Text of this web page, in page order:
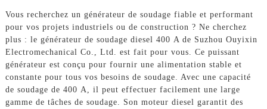
Vous recherchez un générateur de soudage fiable et performant
pour vos projets industriels ou de construction ? Ne cherchez
plus : le générateur de soudage diesel 400 A de Suzhou Ouyixin
Electromechanical Co., Ltd. est fait pour vous. Ce puissant
générateur est conçu pour fournir une alimentation stable et
constante pour tous vos besoins de soudage. Avec une capacité
de soudage de 400 A, il peut effectuer facilement une large
gamme de tâches de soudage. Son moteur diesel garantit des